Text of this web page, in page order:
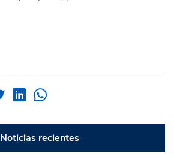
Noticias recientes